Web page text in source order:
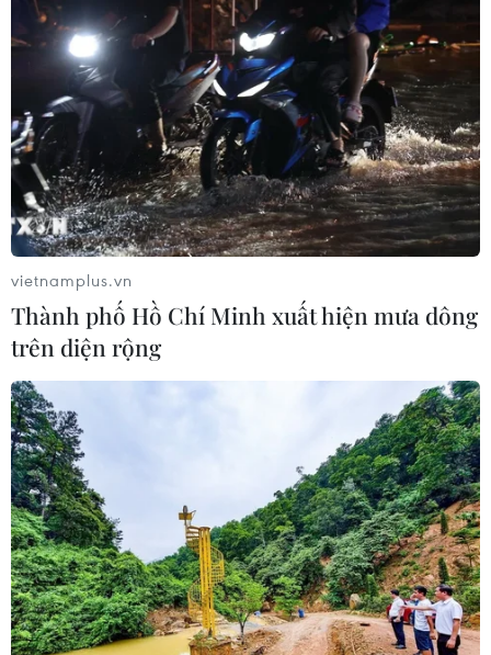
vietnamplus.vn
Thành phố Hồ Chí Minh xuất hiện mưa dông
trên diện rộng